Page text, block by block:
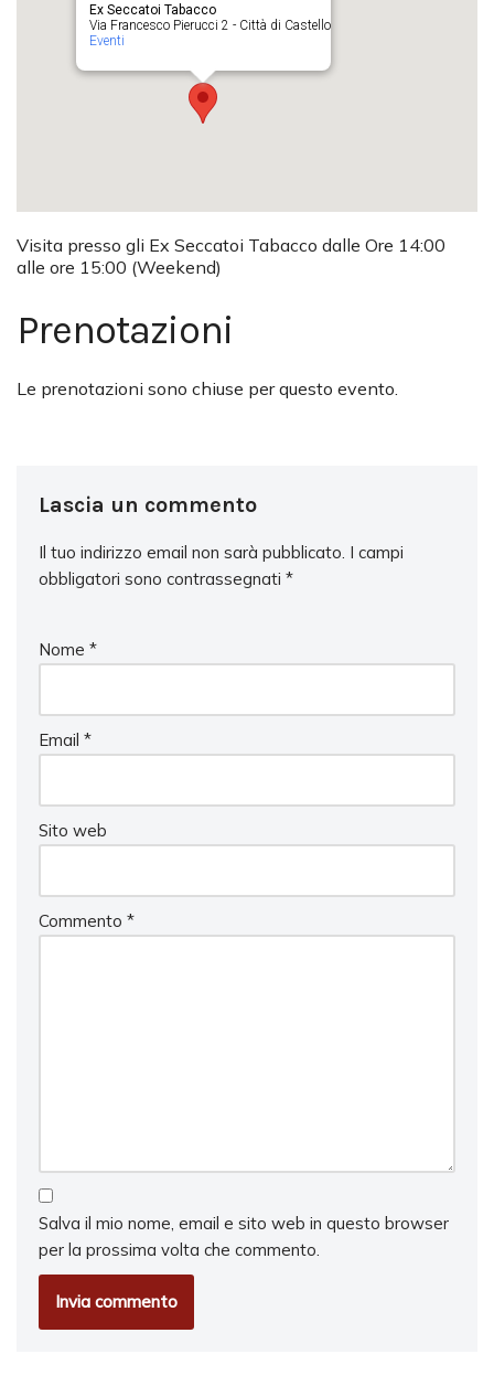
Ex Seccatoi Tabacco
Via Francesco Pierucci 2 - Città di Castello
Eventi
Visita presso gli Ex Seccatoi Tabacco dalle Ore 14:00
alle ore 15:00 (Weekend)
Prenotazioni
Le prenotazioni sono chiuse per questo evento.
Lascia un commento
Il tuo indirizzo email non sarà pubblicato. I campi
obbligatori sono contrassegnati *
Nome *
Email *
Sito web
Commento *
Salva il mio nome, email e sito web in questo browser
per la prossima volta che commento.